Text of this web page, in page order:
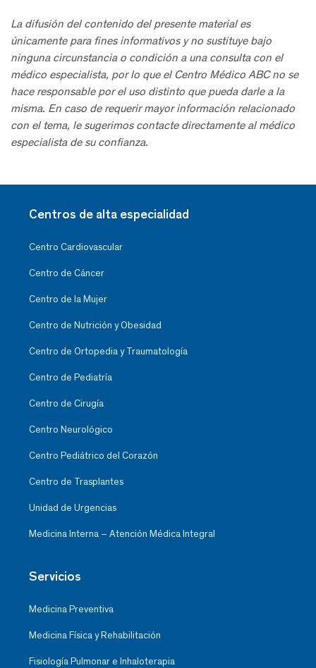
La difusión del contenido del presente material es
únicamente para fines informativos y no sustituye bajo
ninguna circunstancia o condición a una consulta con el
médico especialista, por lo que el Centro Médico ABC no se
hace responsable por el uso distinto que pueda darle a la
misma. En caso de requerir mayor información relacionado
con el tema, le sugerimos contacte directamente al médico
especialista de su confianza.
Centros de alta especialidad
Centro Cardiovascular
Centro de Cáncer
Centro de la Mujer
Centro de Nutrición y Obesidad
Centro de Ortopedia y Traumatología
Centro de Pediatría
Centro de Cirugía
Centro Neurológico
Centro Pediátrico del Corazón
Centro de Trasplantes
Unidad de Urgencias
Medicina Interna – Atención Médica Integral
Servicios
Medicina Preventiva
Medicina Física y Rehabilitación
Fisiología Pulmonar e Inhaloterapia